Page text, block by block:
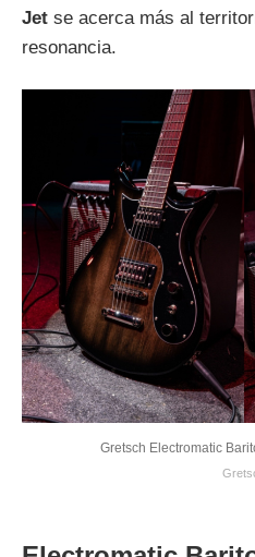
Jet se acerca más al
resonancia.
Gretsch Electromatic